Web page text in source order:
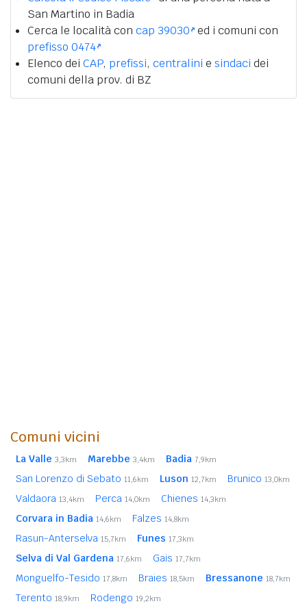
San Martino in Badia
Cerca le località con cap 39030 ed i comuni con
prefisso 0474
Elenco dei CAP, prefissi, centralini e sindaci dei
comuni della prov. di BZ
Comuni vicini
La Valle 3,3km Marebbe 3,4km Badia 7,9km
San Lorenzo di Sebato 11,6km Luson 12,7km Brunico 13,0km
Valdaora 13,4km Perca 14,0km Chienes 14,3km
Corvara in Badia 14,6km Falzes 14,8km
Rasun-Anterselva 15,7km Funes 17,3km
Selva di Val Gardena 17,6km Gais 17,7km
Monguelfo-Tesido 17,8km Braies 18,5km Bressanone 18,7km
Terento 18,9km Rodengo 19,2km